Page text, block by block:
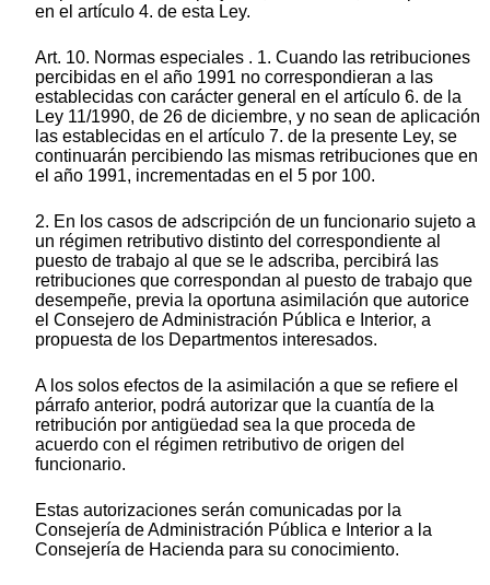
en el artículo 4. de esta Ley.
Art. 10. Normas especiales . 1. Cuando las retribuciones
percibidas en el año 1991 no correspondieran a las
establecidas con carácter general en el artículo 6. de la
Ley 11/1990, de 26 de diciembre, y no sean de aplicación
las establecidas en el artículo 7. de la presente Ley, se
continuarán percibiendo las mismas retribuciones que en
el año 1991, incrementadas en el 5 por 100.
2. En los casos de adscripción de un funcionario sujeto a
un régimen retributivo distinto del correspondiente al
puesto de trabajo al que se le adscriba, percibirá las
retribuciones que correspondan al puesto de trabajo que
desempeñe, previa la oportuna asimilación que autorice
el Consejero de Administración Pública e Interior, a
propuesta de los Departmentos interesados.
A los solos efectos de la asimilación a que se refiere el
párrafo anterior, podrá autorizar que la cuantía de la
retribución por antigüedad sea la que proceda de
acuerdo con el régimen retributivo de origen del
funcionario.
Estas autorizaciones serán comunicadas por la
Consejería de Administración Pública e Interior a la
Consejería de Hacienda para su conocimiento.